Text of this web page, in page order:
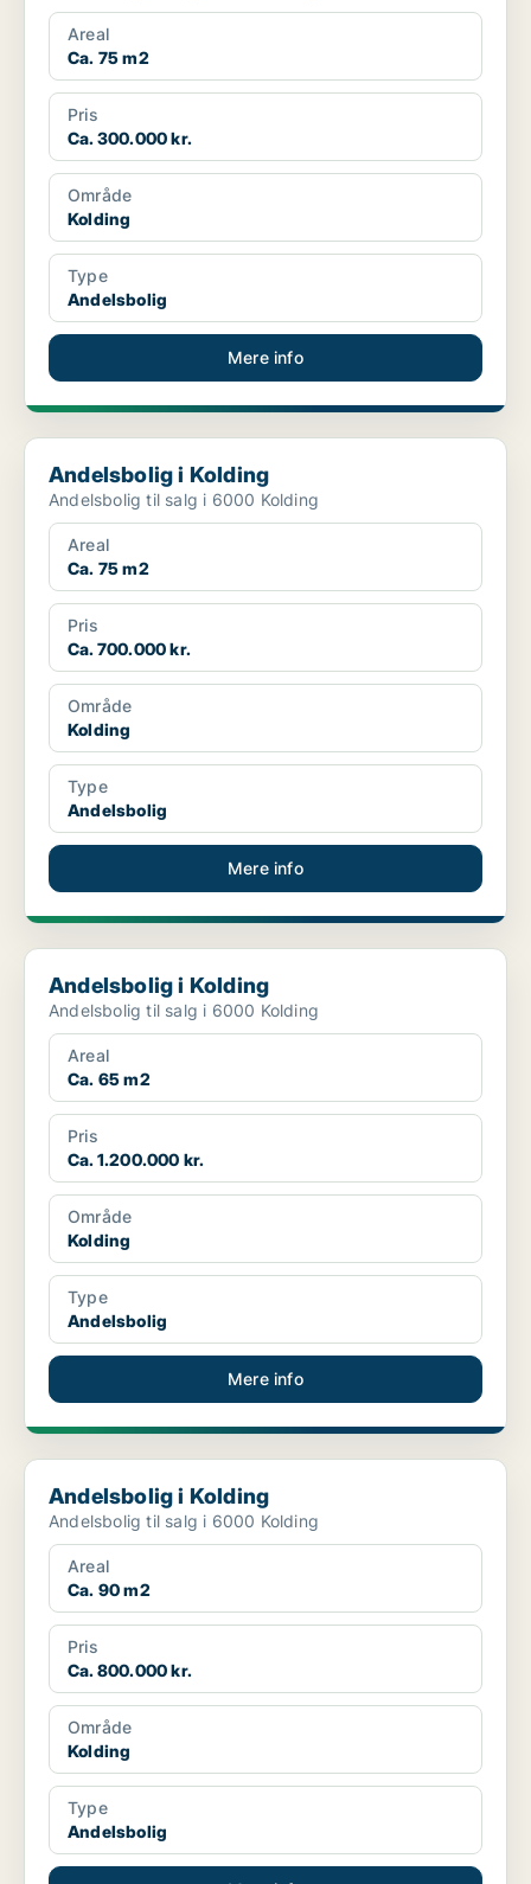
Areal
Ca. 75 m2
Pris
Ca. 300.000 kr.
Område
Kolding
Type
Andelsbolig
Mere info
Andelsbolig i Kolding
Andelsbolig i Kolding
Andelsbolig til salg i 6000 Kolding
Areal
Ca. 75 m2
Pris
Ca. 700.000 kr.
Område
Kolding
Type
Andelsbolig
Mere info
Andelsbolig i Kolding
Andelsbolig i Kolding
Andelsbolig til salg i 6000 Kolding
Areal
Ca. 65 m2
Pris
Ca. 1.200.000 kr.
Område
Kolding
Type
Andelsbolig
Mere info
Andelsbolig i Kolding
Andelsbolig i Kolding
Andelsbolig til salg i 6000 Kolding
Areal
Ca. 90 m2
Pris
Ca. 800.000 kr.
Område
Kolding
Type
Andelsbolig